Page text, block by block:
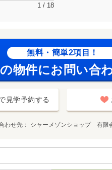
1 / 18
無料・簡単2項目！
物件にお問い合
見学予約する
わせ先 シャーメゾンショップ 有限